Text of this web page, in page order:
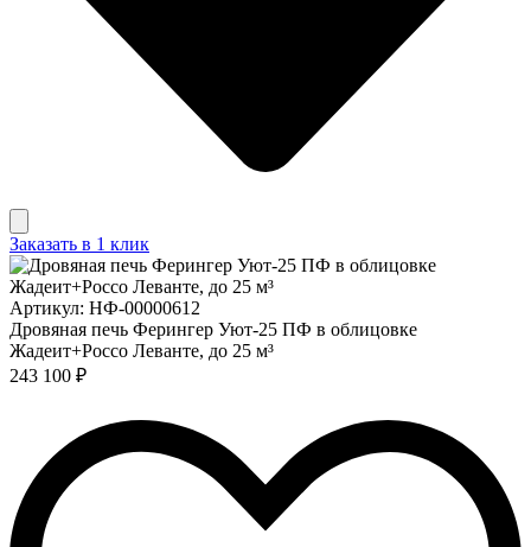
Заказать в 1 клик
Артикул: НФ-00000612
Дровяная печь Ферингер Уют-25 ПФ в облицовке
Жадеит+Россо Леванте, до 25 м³
243 100 ₽